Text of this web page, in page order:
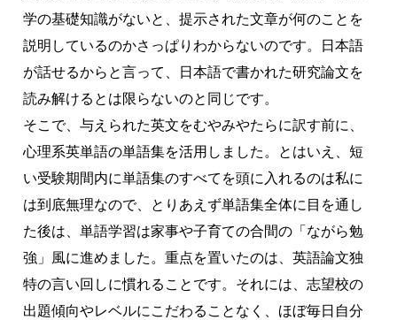
学の基礎知識がないと、提示された文章が何のことを
説明しているのかさっぱりわからないのです。日本語
が話せるからと言って、日本語で書かれた研究論文を
読み解けるとは限らないのと同じです。
そこで、与えられた英文をむやみやたらに訳す前に、
心理系英単語の単語集を活用しました。とはいえ、短
い受験期間内に単語集のすべてを頭に入れるのは私に
は到底無理なので、とりあえず単語集全体に目を通し
た後は、単語学習は家事や子育ての合間の「ながら勉
強」風に進めました。重点を置いたのは、英語論文独
特の言い回しに慣れることです。それには、志望校の
出題傾向やレベルにこだわることなく、ほぼ毎日自分